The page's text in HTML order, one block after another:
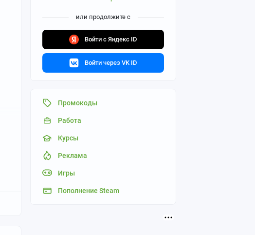
или продолжите с
Войти с Яндекс ID
Войти через VK ID
Промокоды
Работа
Курсы
Реклама
Игры
Пополнение Steam